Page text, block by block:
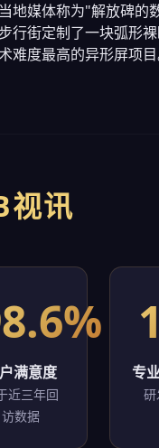
地媒体称为"解放碑的
行街定制了一块弧形
难度最高的异形屏项目
视讯
满意度
近三年回
访数据
专
研